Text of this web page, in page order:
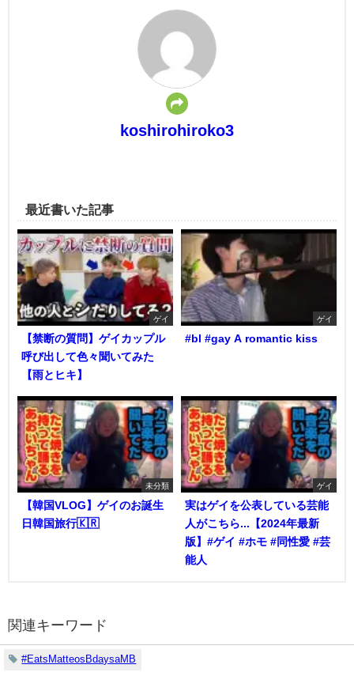
koshirohiroko3
最近書いた記事
ゲイ
【禁断の質問】ゲイカップル
呼び出して色々聞いてみた
【雨とヒキ】
ゲイ
#bl #gay A romantic kiss
未分類
【韓国VLOG】ゲイのお誕生
日韓国旅行🇰🇷
ゲイ
実はゲイを公表している芸能
人がこちら...【2024年最新
版】#ゲイ #ホモ #同性愛 #芸
能人
関連キーワード
#EatsMatteosBdaysaMB